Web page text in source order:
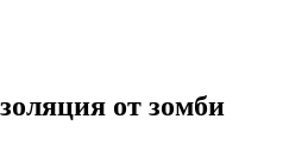
от зомби